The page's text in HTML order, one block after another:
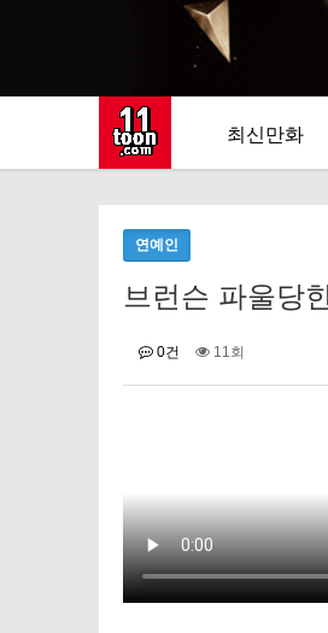
최신만화
연예인
브런슨 파울당
0건 11회